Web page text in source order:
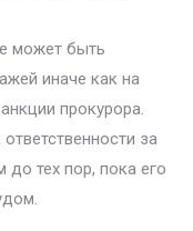
может быть
иначе как на
прокурора.
за
до тех пор, пока его